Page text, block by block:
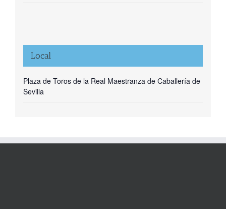
Local
Plaza de Toros de la Real Maestranza de Caballería de
Sevilla